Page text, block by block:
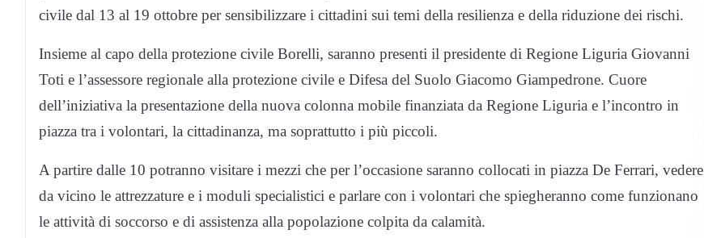
civile dal 13 al 19 ottobre per sensibilizzare i cittadini sui temi della resilienza e della riduzione dei rischi.
Insieme al capo della protezione civile Borelli, saranno presenti il presidente di Regione Liguria Giovanni
Toti e l’assessore regionale alla protezione civile e Difesa del Suolo Giacomo Giampedrone. Cuore
dell’iniziativa la presentazione della nuova colonna mobile finanziata da Regione Liguria e l’incontro in
piazza tra i volontari, la cittadinanza, ma soprattutto i più piccoli.
A partire dalle 10 potranno visitare i mezzi che per l’occasione saranno collocati in piazza De Ferrari, vedere
da vicino le attrezzature e i moduli specialistici e parlare con i volontari che spiegheranno come funzionano
le attività di soccorso e di assistenza alla popolazione colpita da calamità.